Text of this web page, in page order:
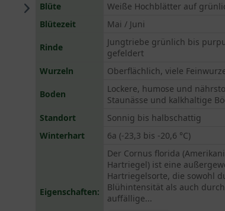
Blüte
Weiße Hochblätter auf
Blütezeit
Mai / Juni
Rinde
Jungtriebe grünlich bis
gefeldert
Wurzeln
Oberflächlich, viele
Boden
Lockere, humose und
Staunässe und kalkhaltige
Standort
Sonnig bis halbschattig
Winterhart
6a (-23,3 bis -20,6 °C)
Eigenschaften:
Der Cornus florida
Hartriegel) ist eine
Hartriegelsorte, die sowohl
Blühintensität als auch
auffällige...